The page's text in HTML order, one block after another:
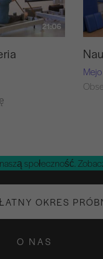
21:06
społeczność.
OKRES
O NAS